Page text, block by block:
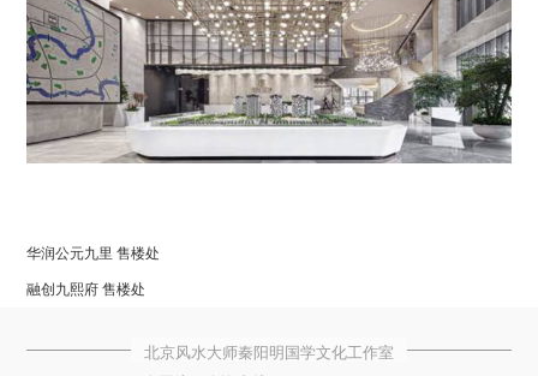
华润公元九里 售楼处
融创九熙府 售楼处
北京风水大师秦阳明国学文化工作室